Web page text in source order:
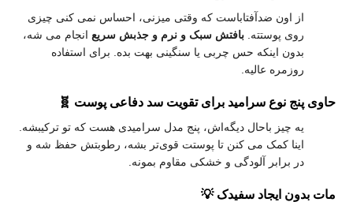
از اون ضدآفتاباست که وقتی میزنی، احساس نمی‌ کنی چیزی
روی پوستته. بافتش سبک و نرم و جذبش سریع انجام می‌ شه،
بدون اینکه حس چربی یا سنگینی بهت بده. برای استفاده
روزمره عالیه.
حاوی پنج نوع سرامید برای تقویت سد دفاعی پوست 🧬
یه چیز باحال دیگه‌اش، پنج مدل سرامیدی هست که تو ترکیبشه.
اینا کمک می‌ کنن تا پوستت قوی‌تر بشه، رطوبتش حفظ شه و
در برابر آلودگی و خشکی مقاوم بمونه.
مات بدون ایجاد سفیدک 💡